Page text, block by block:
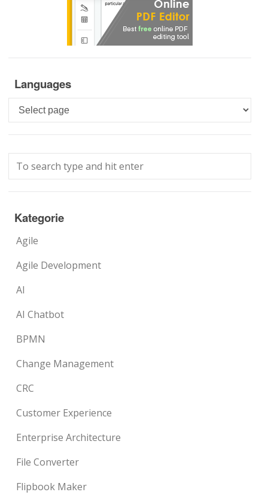
Languages
Languages
Kategorie
Agile
Agile Development
AI
AI Chatbot
BPMN
Change Management
CRC
Customer Experience
Enterprise Architecture
File Converter
Flipbook Maker